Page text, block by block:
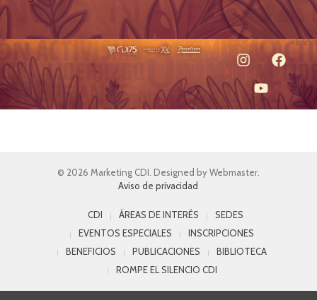
© 2026 Marketing CDI. Designed by Webmaster.
Aviso de privacidad
CDI ÁREAS DE INTERÉS
SEDES
EVENTOS ESPECIALES
INSCRIPCIONES
BENEFICIOS
PUBLICACIONES
BIBLIOTECA
ROMPE EL SILENCIO CDI